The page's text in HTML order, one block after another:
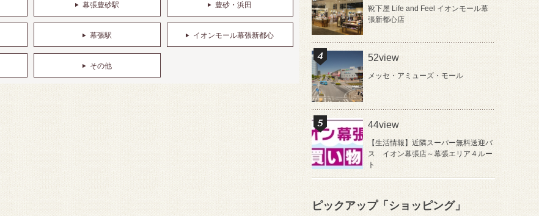
幕張豊砂駅 豊砂・浜田
幕張駅 イオンモール幕張新都心
その他
靴下屋 Life and Feel イオンモール幕
張新都心店
52view
メッセ・アミューズ・モール
44view
【生活情報】近隣スーパー無料送迎バ
ス イオン幕張店～幕張エリア４ルー
ト
ピックアップ「ショッピング」